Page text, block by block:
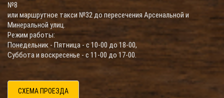
№8
или маршрутное такси №32 до пересечения Арсенальной и
Минеральной улиц.
Режим работы:
Понедельник - Пятница - с 10-00 до 18-00,
Суббота и воскресенье - с 11-00 до 17-00.
СХЕМА ПРОЕЗДА